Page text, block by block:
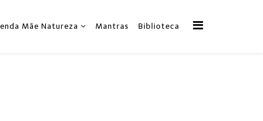
Mãe Natureza Mantras Biblioteca